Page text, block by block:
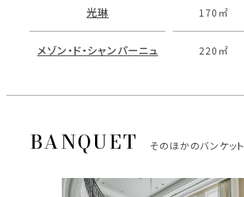
光琳 170㎡
メゾン・ド・シャンパーニュ 220㎡
そのほかのバンケット